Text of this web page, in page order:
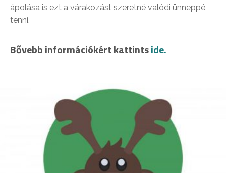
ápolása is ezt a várakozást szeretné valódi ünneppé
tenni.
Bővebb információkért kattintside.